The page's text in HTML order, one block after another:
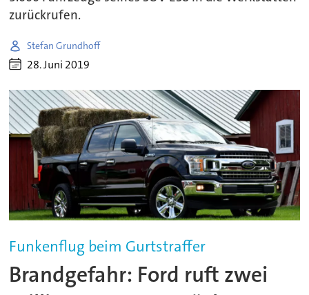
zurückrufen.
Stefan Grundhoff
28. Juni 2019
Funkenflug beim Gurtstraffer
Brandgefahr: Ford ruft zwei